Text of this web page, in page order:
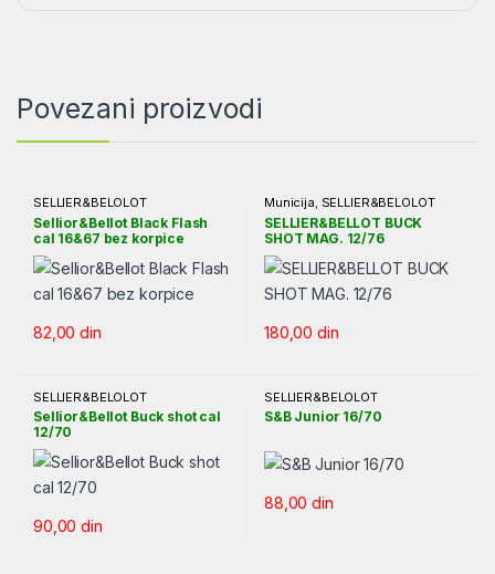
Povezani proizvodi
SELLIER&BELOLOT
Sellior&Bellot Black Flash
cal 16&67 bez korpice
82,00din
Municija, SELLIER&BELOLOT
SELLIER&BELLOT BUCK
SHOT MAG. 12/76
180,00din
SELLIER&BELOLOT
Sellior&Bellot Buck shot cal
12/70
90,00din
SELLIER&BELOLOT
S&B Junior 16/70
88,00din